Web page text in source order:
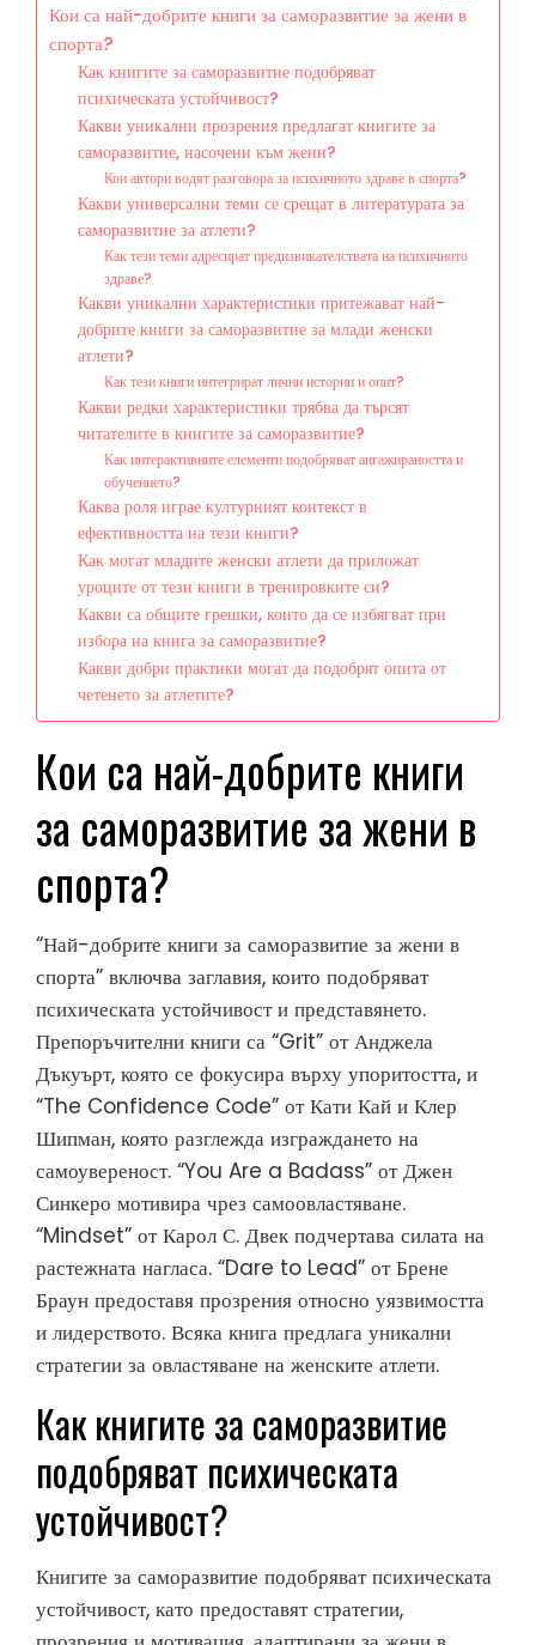
Кои са най-добрите книги за саморазвитие за жени в
спорта?
Как книгите за саморазвитие подобряват
психическата устойчивост?
Какви уникални прозрения предлагат книгите за
саморазвитие, насочени към жени?
Кои автори водят разговора за психичното здраве в спорта?
Какви универсални теми се срещат в литературата за
саморазвитие за атлети?
Как тези теми адресират предизвикателствата на психичното
здраве?
Какви уникални характеристики притежават най-
добрите книги за саморазвитие за млади женски
атлети?
Как тези книги интегрират лични истории и опит?
Какви редки характеристики трябва да търсят
читателите в книгите за саморазвитие?
Как интерактивните елементи подобряват ангажираността и
обучението?
Каква роля играе културният контекст в
ефективността на тези книги?
Как могат младите женски атлети да приложат
уроците от тези книги в тренировките си?
Какви са общите грешки, които да се избягват при
избора на книга за саморазвитие?
Какви добри практики могат да подобрят опита от
четенето за атлетите?
Кои са най-добрите книги
за саморазвитие за жени в
спорта?
“Най-добрите книги за саморазвитие за жени в
спорта” включва заглавия, които подобряват
психическата устойчивост и представянето.
Препоръчителни книги са “Grit” от Анджела
Дъкуърт, която се фокусира върху упоритостта, и
“The Confidence Code” от Кати Кай и Клер
Шипман, която разглежда изграждането на
самоувереност. “You Are a Badass” от Джен
Синкеро мотивира чрез самоовластяване.
“Mindset” от Карол С. Двек подчертава силата на
растежната нагласа. “Dare to Lead” от Брене
Браун предоставя прозрения относно уязвимостта
и лидерството. Всяка книга предлага уникални
стратегии за овластяване на женските атлети.
Как книгите за саморазвитие
подобряват психическата
устойчивост?
Книгите за саморазвитие подобряват психическата
устойчивост, като предоставят стратегии,